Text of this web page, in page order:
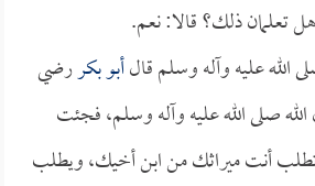
تعلمان ذلك؟ قالا: نعم.
الله عليه وآله وسلم قالأبو بكررضي
الله صلى الله عليه وآله وسلم، فجئت
أنت ميراثك من ابن أخيك، ويطلب